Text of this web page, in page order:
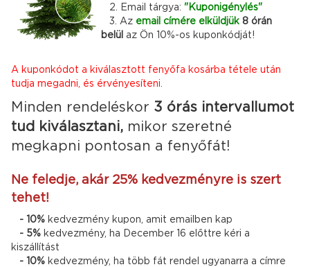
2. Email tárgya: "Kuponigénylés"
3. Az email címére elküldjük 8 órán
belül az Ön 10%-os kuponkódját!
A kuponkódot a kiválasztott fenyőfa kosárba tétele után
tudja megadni, és érvényesíteni.
Minden rendeléskor 3 órás intervallumot
tud kiválasztani, mikor szeretné
megkapni pontosan a fenyőfát!
Ne feledje, akár 25% kedvezményre is szert
tehet!
- 10% kedvezmény kupon, amit emailben kap
- 5% kedvezmény, ha December 16 előttre kéri a
kiszállítást
- 10% kedvezmény, ha több fát rendel ugyanarra a címre